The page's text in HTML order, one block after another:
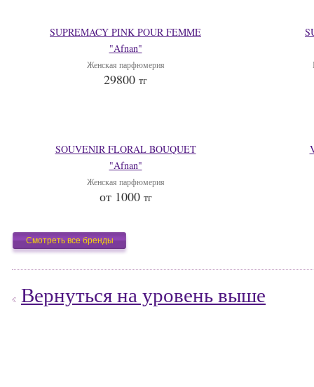
SUPREMACY PINK POUR FEMME
"Afnan"
Женская парфюмерия
29800 тг
SOUVENIR FLORAL BOUQUET
"Afnan"
Женская парфюмерия
от 1000 тг
Смотреть все бренды
Вернуться на уровень выше